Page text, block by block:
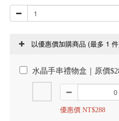
以優惠價加購商品 (最多 1
水晶手串禮物盒｜原價
優惠價 NT$288